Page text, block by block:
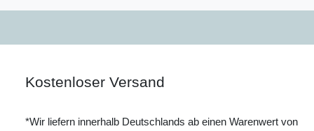
Kostenloser Versand
*Wir liefern innerhalb Deutschlands ab einen Warenwert von